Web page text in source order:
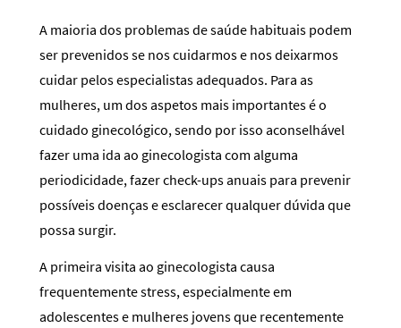
A maioria dos problemas de saúde habituais podem
ser prevenidos se nos cuidarmos e nos deixarmos
cuidar pelos especialistas adequados. Para as
mulheres, um dos aspetos mais importantes é o
cuidado ginecológico, sendo por isso aconselhável
fazer uma ida ao ginecologista com alguma
periodicidade, fazer check-ups anuais para prevenir
possíveis doenças e esclarecer qualquer dúvida que
possa surgir.
A primeira visita ao ginecologista causa
frequentemente stress, especialmente em
adolescentes e mulheres jovens que recentemente